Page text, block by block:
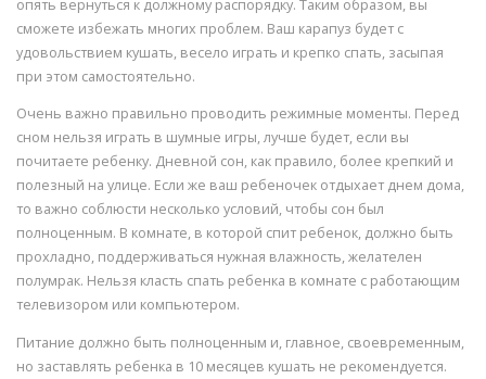
опять вернуться к должному распорядку. Таким образом, вы
сможете избежать многих проблем. Ваш карапуз будет с
удовольствием кушать, весело играть и крепко спать, засыпая
при этом самостоятельно.
Очень важно правильно проводить режимные моменты. Перед
сном нельзя играть в шумные игры, лучше будет, если вы
почитаете ребенку. Дневной сон, как правило, более крепкий и
полезный на улице. Если же ваш ребеночек отдыхает днем дома,
то важно соблюсти несколько условий, чтобы сон был
полноценным. В комнате, в которой спит ребенок, должно быть
прохладно, поддерживаться нужная влажность, желателен
полумрак. Нельзя класть спать ребенка в комнате с работающим
телевизором или компьютером.
Питание должно быть полноценным и, главное, своевременным,
но заставлять ребенка в 10 месяцев кушать не рекомендуется.